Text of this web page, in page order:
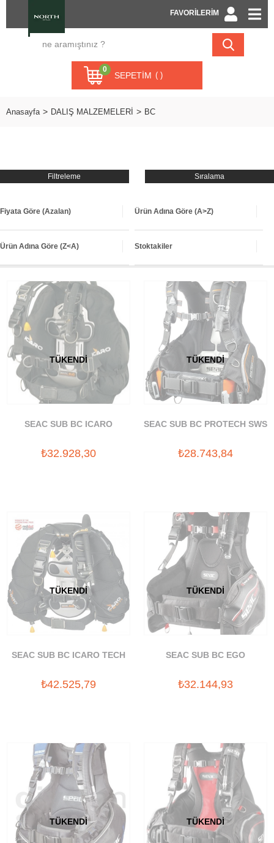
FAVORİLERİM
SEPETIM
0
Anasayfa DALIŞ MALZEMELERİ BC
Filtreleme Sıralama
Fiyata Göre (Azalan) Ürün Adına Göre (A>Z)
Ürün Adına Göre (Z<A) Stoktakiler
TÜKENDI
SEAC SUB BC ICARO
₺32.928,30
TÜKENDI
SEAC SUB BC PROTECH SWS
₺28.743,84
TÜKENDI
SEAC SUB BC ICARO TECH
₺42.525,79
TÜKENDI
SEAC SUB BC EGO
₺32.144,93
TÜKENDI TÜKENDI